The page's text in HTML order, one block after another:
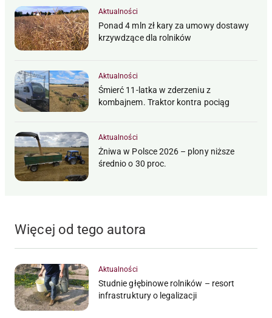
Aktualności
Ponad 4 mln zł kary za umowy dostawy
krzywdzące dla rolników
Aktualności
Śmierć 11-latka w zderzeniu z
kombajnem. Traktor kontra pociąg
Aktualności
Żniwa w Polsce 2026 – plony niższe
średnio o 30 proc.
Więcej od tego autora
Aktualności
Studnie głębinowe rolników – resort
infrastruktury o legalizacji